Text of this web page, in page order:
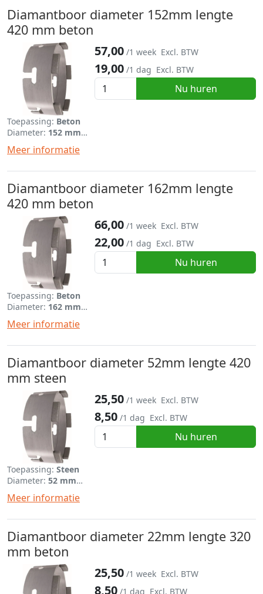
Diamantboor diameter 152mm lengte
420 mm beton
19,00 /1 dag Excl. BTW
57,00 /1 week Excl. BTW
Nu huren
Toepassing: Beton
Diameter: 152 mm
Lengte:
420 mm
Meer informatie
Diamantboor diameter 162mm lengte
420 mm beton
22,00 /1 dag Excl. BTW
66,00 /1 week Excl. BTW
Nu huren
Toepassing: Beton
Diameter: 162 mm
Meer informatie
Diamantboor diameter 52mm lengte 420
mm steen
8,50 /1 dag Excl. BTW
25,50 /1 week Excl. BTW
Nu huren
Toepassing: Steen
Diameter: 52 mm
Lengte:
420 mm
Meer informatie
Diamantboor diameter 22mm lengte 320
mm beton
8,50 /1 dag Excl. BTW
25,50 /1 week Excl. BTW